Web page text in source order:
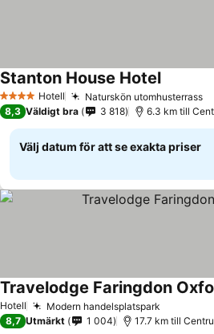
4 StjärnorHotell Naturskön utomhusterrass
Stanton House HotelSe priser
8,3 Väldigt bra 3 818 6.3 km till
Välj datum för att se exakta priser
Hotell Modern handelsplatspark
Travelodge Faringdon
8,7 Utmärkt 1 004 17.7 km till